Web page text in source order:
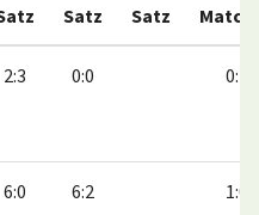
Satz
Satz
2:3 0:0 0:1
6:0 6:2 1:0